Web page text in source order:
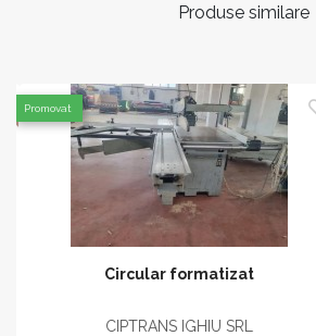
Produse similare
Circular formatizat
CIPTRANS IGHIU SRL
Promovat